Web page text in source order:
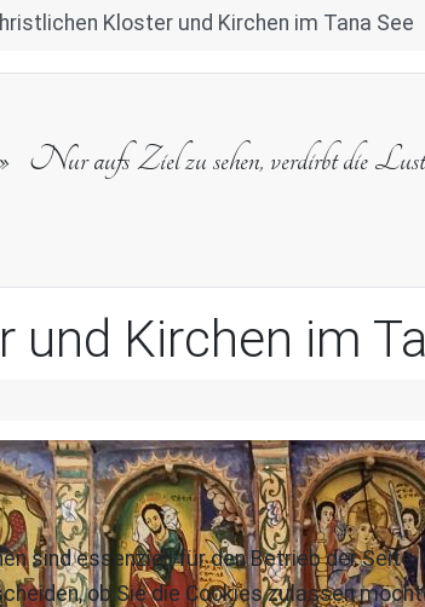
Kloster und Kirchen im Tana See
Nur aufs Ziel zu sehen, verdirbt die
Kirchen im
sind essenziell für den Betrieb der
ob Sie die Cookies zulassen